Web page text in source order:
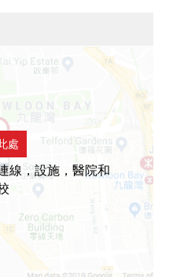
處
線，設施，醫院和